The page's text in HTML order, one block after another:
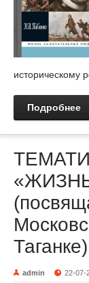
историческому
Подробнее
Таганке)
admin 22-07-